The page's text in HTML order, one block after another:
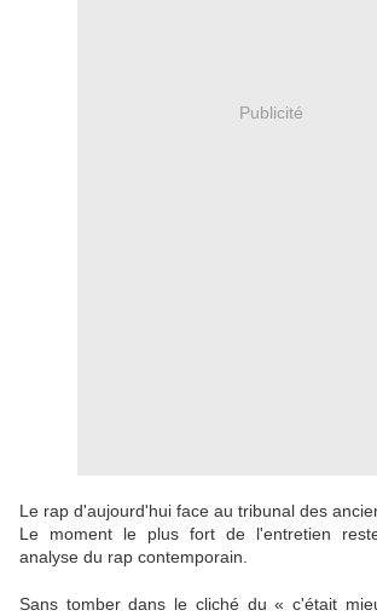
Publicité
Le rap d'aujourd'hui face au tribunal des
Le moment le plus fort de l'entretien
analyse du rap contemporain.
Sans tomber dans le cliché du « c'était